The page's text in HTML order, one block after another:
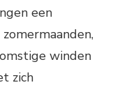
een
winden
zich